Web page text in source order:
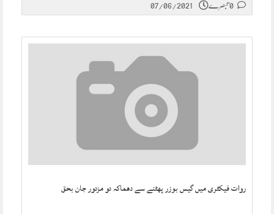
07/06/2021
روات فیکٹری میں گیس بوزر پھٹنے سے دھماکہ دو مزدور جان بحق